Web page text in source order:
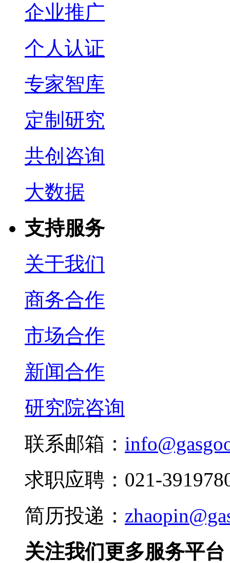
企业推广
个人认证
专家智库
定制研究
共创咨询
大数据
支持服务
关于我们
商务合作
市场合作
新闻合作
研究院咨询
联系邮箱：
求职应聘：021-
简历投递：
关注我们更多服务平台